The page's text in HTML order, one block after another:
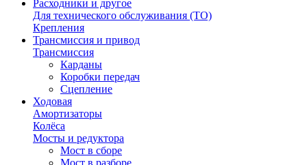
Расходники и другое
Для технического обслуживания (ТО)
Крепления
Трансмиссия и привод
Трансмиссия
Карданы
Коробки передач
Сцепление
Ходовая
Амортизаторы
Колёса
Мосты и редуктора
Мост в сборе
Мост в разборе